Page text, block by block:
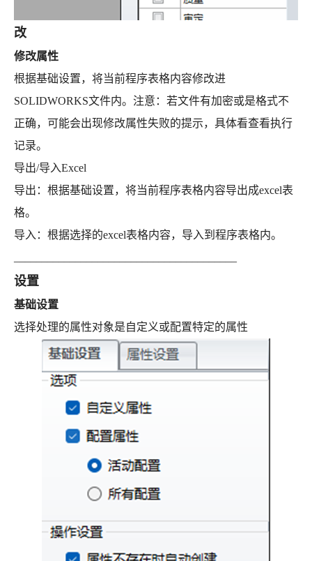
改
修改属性
根据基础设置，将当前程序表格内容修改进
SOLIDWORKS文件内。注意：若文件有加密或是格式不
正确，可能会出现修改属性失败的提示，具体看查看执行
记录。
导出/导入Excel
导出：根据基础设置，将当前程序表格内容导出成excel表
格。
导入：根据选择的excel表格内容，导入到程序表格内。
设置
基础设置
选择处理的属性对象是自定义或配置特定的属性